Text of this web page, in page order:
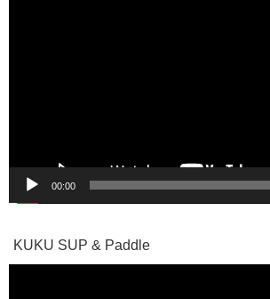
00:00
KUKU SUP & Paddle